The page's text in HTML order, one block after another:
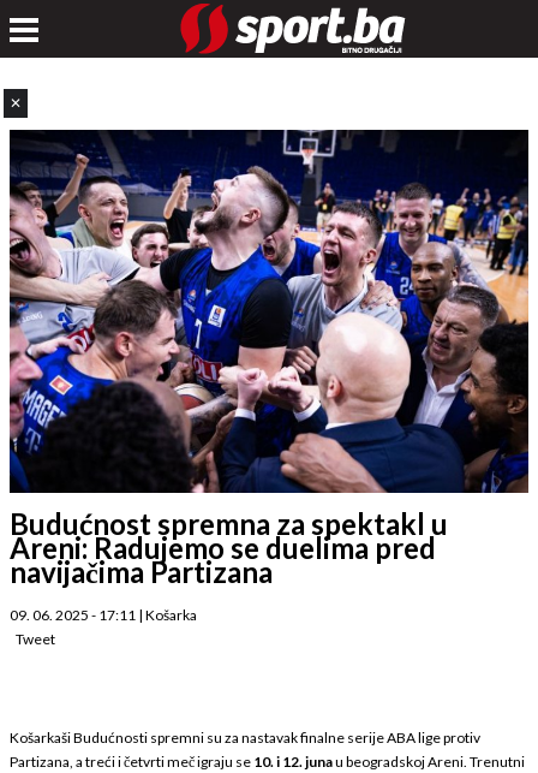
✕
Budućnost spremna za spektakl u
Areni: Radujemo se duelima pred
navijačima Partizana
09. 06. 2025 - 17:11 | Košarka
Tweet
Košarkaši Budućnosti spremni su za nastavak finalne serije ABA lige protiv
Partizana, a treći i četvrti meč igraju se 10. i 12. junau beogradskoj Areni. Trenutni